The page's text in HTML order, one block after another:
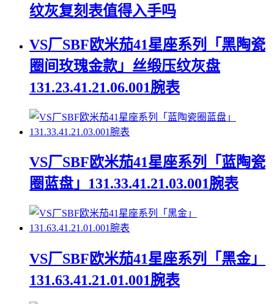
纹灰复刻表值得入手吗
VS厂SBF欧米茄41星座系列「黑陶瓷
圈间玫瑰金款」丝缎压纹灰盘
131.23.41.21.06.001腕表
VS厂SBF欧米茄41星座系列「蓝陶瓷
圈蓝盘」131.33.41.21.03.001腕表
VS厂SBF欧米茄41星座系列「黑金」
131.63.41.21.01.001腕表